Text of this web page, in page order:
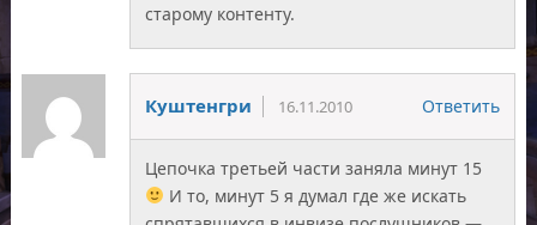
старому контенту.
Куштенгри 16.11.2010 Ответить
Цепочка третьей части заняла минут 15
И то, минут 5 я думал где же искать